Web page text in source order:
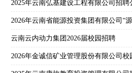
2025年云南弘基建设工程有限公司招聘
云南云内动力集团2026届校园招聘
2026年金诚信矿业管理股份有限公司校